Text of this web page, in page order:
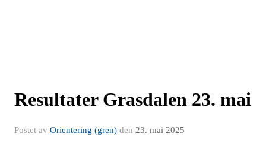
Resultater Grasdalen 23. mai
Postet av Orientering (gren) den 23. mai 2025